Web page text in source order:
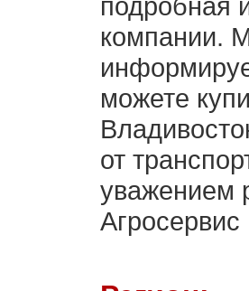
компании.
можете
от
уважением